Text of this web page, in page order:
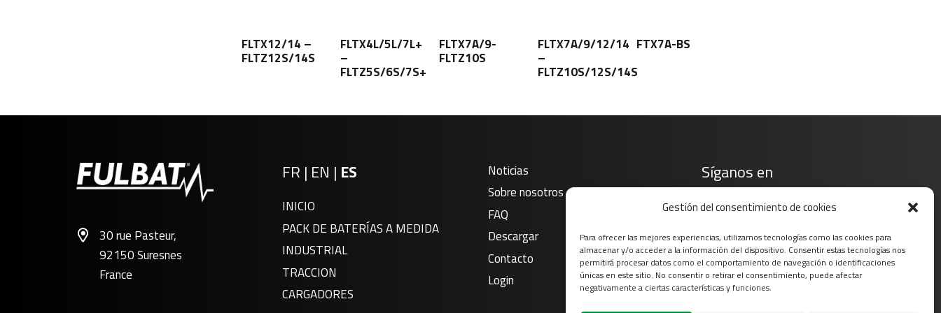
Gestión del consentimiento de cookies
Para ofrecer las mejores experiencias, utilizamos tecnologías como las cookies para
almacenar y/o acceder a la información del dispositivo. Consentir estas tecnologías nos
permitirá procesar datos como el comportamiento de navegación o identificaciones
únicas en este sitio. No consentir o retirar el consentimiento, puede afectar
negativamente a ciertas características y funciones.
FLTX12/14 –
FLTZ12S/14S
FLTX4L/5L/7L+
–
FLTZ5S/6S/7S+
FLTX7A/9-
FLTZ10S
FLTX7A/9/12/14
–
FLTZ10S/12S/14S
FTX7A-BS
FTX7A-BS
30 rue Pasteur,
92150 Suresnes
France
FR | EN | ES
INICIO
PACK DE BATERÍAS A MEDIDA
INDUSTRIAL
TRACCION
CARGADORES
Noticias
Sobre nosotros
FAQ
Descargar
Contacto
Login
Síganos en